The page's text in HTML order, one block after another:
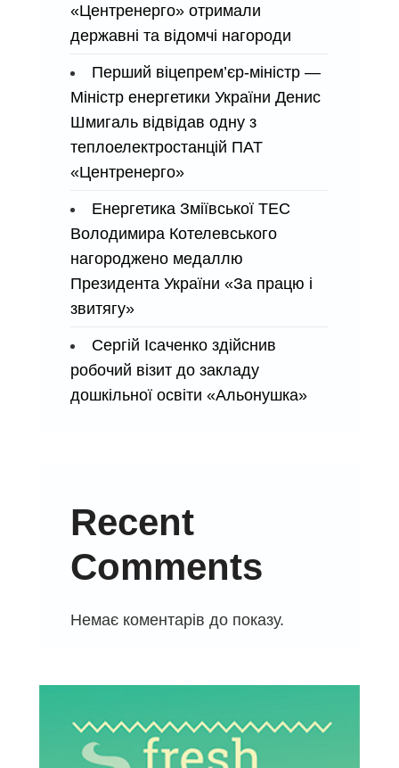
«Центренерго» отримали
державні та відомчі нагороди
Перший віцепрем’єр-міністр —
Міністр енергетики України Денис
Шмигаль відвідав одну з
теплоелектростанцій ПАТ
«Центренерго»
Енергетика Зміївської ТЕС
Володимира Котелевського
нагороджено медаллю
Президента України «За працю і
звитягу»
Сергій Ісаченко здійснив
робочий візит до закладу
дошкільної освіти «Альонушка»
Recent
Comments
Немає коментарів до показу.